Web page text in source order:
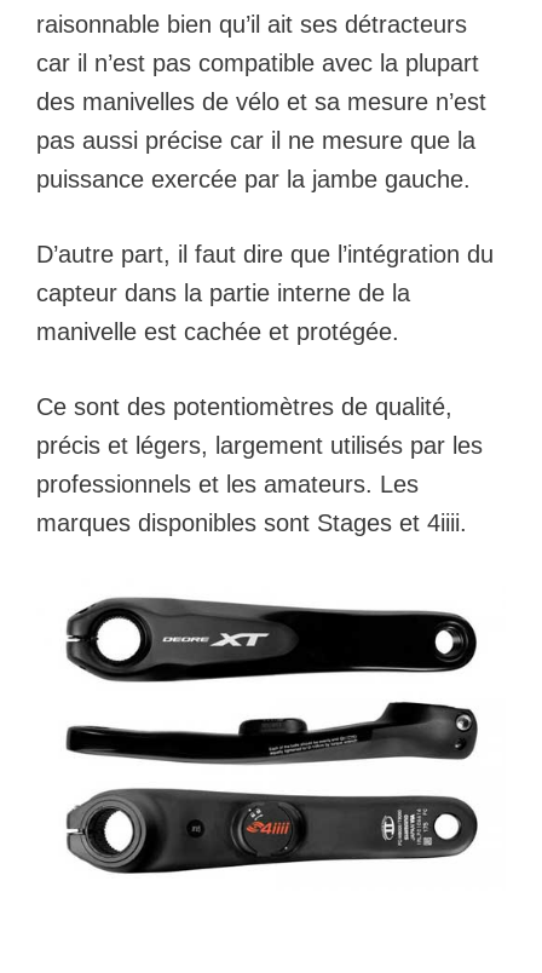
raisonnable bien qu’il ait ses détracteurs
car il n’est pas compatible avec la plupart
des manivelles de vélo et sa mesure n’est
pas aussi précise car il ne mesure que la
puissance exercée par la jambe gauche.
D’autre part, il faut dire que l’intégration du
capteur dans la partie interne de la
manivelle est cachée et protégée.
Ce sont des potentiomètres de qualité,
précis et légers, largement utilisés par les
professionnels et les amateurs. Les
marques disponibles sont Stages et 4iiii.